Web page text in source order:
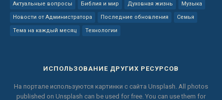
Актуальные вопросы Библия и мир Духовная жизнь Музыка
Новости от Администратора Последние обновления Семья
Тема на каждый месяц Технологии
ИСПОЛЬЗОВАНИЕ ДРУГИХ РЕСУРСОВ
На портале используются картинки с сайта Unsplash. All photos
published on Unsplash can be used for free. You can use them for